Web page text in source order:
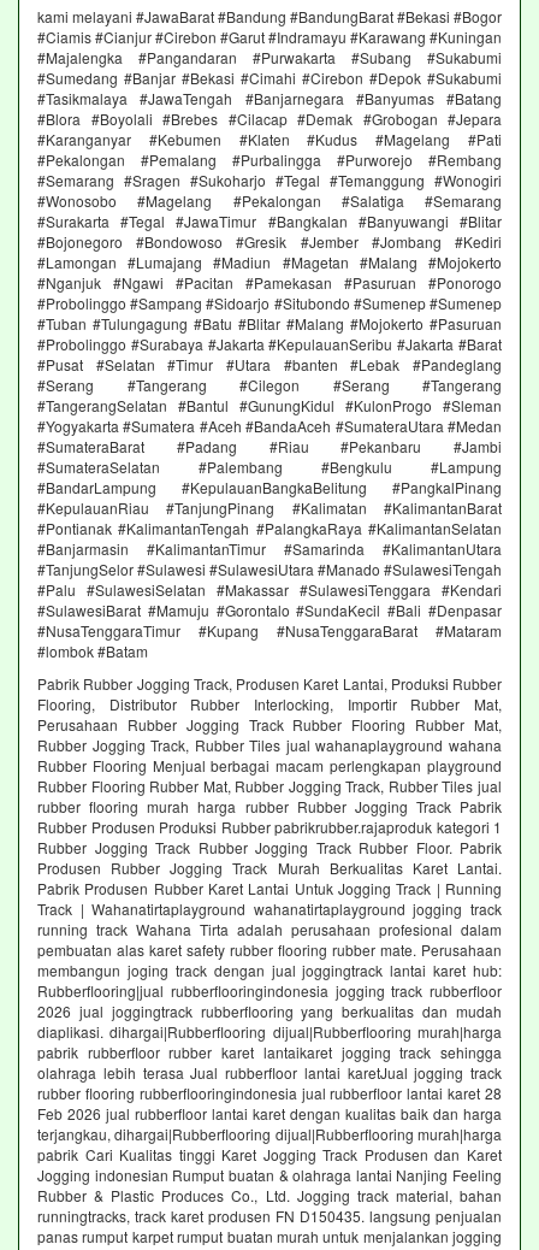
kami melayani #JawaBarat #Bandung #BandungBarat #Bekasi #Bogor
#Ciamis #Cianjur #Cirebon #Garut #Indramayu #Karawang #Kuningan
#Majalengka #Pangandaran #Purwakarta #Subang #Sukabumi
#Sumedang #Banjar #Bekasi #Cimahi #Cirebon #Depok #Sukabumi
#Tasikmalaya #JawaTengah #Banjarnegara #Banyumas #Batang
#Blora #Boyolali #Brebes #Cilacap #Demak #Grobogan #Jepara
#Karanganyar #Kebumen #Klaten #Kudus #Magelang #Pati
#Pekalongan #Pemalang #Purbalingga #Purworejo #Rembang
#Semarang #Sragen #Sukoharjo #Tegal #Temanggung #Wonogiri
#Wonosobo #Magelang #Pekalongan #Salatiga #Semarang
#Surakarta #Tegal #JawaTimur #Bangkalan #Banyuwangi #Blitar
#Bojonegoro #Bondowoso #Gresik #Jember #Jombang #Kediri
#Lamongan #Lumajang #Madiun #Magetan #Malang #Mojokerto
#Nganjuk #Ngawi #Pacitan #Pamekasan #Pasuruan #Ponorogo
#Probolinggo #Sampang #Sidoarjo #Situbondo #Sumenep #Sumenep
#Tuban #Tulungagung #Batu #Blitar #Malang #Mojokerto #Pasuruan
#Probolinggo #Surabaya #Jakarta #KepulauanSeribu #Jakarta #Barat
#Pusat #Selatan #Timur #Utara #banten #Lebak #Pandeglang
#Serang #Tangerang #Cilegon #Serang #Tangerang
#TangerangSelatan #Bantul #GunungKidul #KulonProgo #Sleman
#Yogyakarta #Sumatera #Aceh #BandaAceh #SumateraUtara #Medan
#SumateraBarat #Padang #Riau #Pekanbaru #Jambi
#SumateraSelatan #Palembang #Bengkulu #Lampung
#BandarLampung #KepulauanBangkaBelitung #PangkalPinang
#KepulauanRiau #TanjungPinang #Kalimatan #KalimantanBarat
#Pontianak #KalimantanTengah #PalangkaRaya #KalimantanSelatan
#Banjarmasin #KalimantanTimur #Samarinda #KalimantanUtara
#TanjungSelor #Sulawesi #SulawesiUtara #Manado #SulawesiTengah
#Palu #SulawesiSelatan #Makassar #SulawesiTenggara #Kendari
#SulawesiBarat #Mamuju #Gorontalo #SundaKecil #Bali #Denpasar
#NusaTenggaraTimur #Kupang #NusaTenggaraBarat #Mataram
#lombok #Batam
Pabrik Rubber Jogging Track, Produsen Karet Lantai, Produksi Rubber
Flooring, Distributor Rubber Interlocking, Importir Rubber Mat,
Perusahaan Rubber Jogging Track Rubber Flooring Rubber Mat,
Rubber Jogging Track, Rubber Tiles jual wahanaplayground wahana
Rubber Flooring Menjual berbagai macam perlengkapan playground
Rubber Flooring Rubber Mat, Rubber Jogging Track, Rubber Tiles jual
rubber flooring murah harga rubber Rubber Jogging Track Pabrik
Rubber Produsen Produksi Rubber pabrikrubber.rajaproduk kategori 1
Rubber Jogging Track Rubber Jogging Track Rubber Floor. Pabrik
Produsen Rubber Jogging Track Murah Berkualitas Karet Lantai.
Pabrik Produsen Rubber Karet Lantai Untuk Jogging Track | Running
Track | Wahanatirtaplayground wahanatirtaplayground jogging track
running track Wahana Tirta adalah perusahaan profesional dalam
pembuatan alas karet safety rubber flooring rubber mate. Perusahaan
membangun joging track dengan jual joggingtrack lantai karet hub:
Rubberflooring|jual rubberflooringindonesia jogging track rubberfloor
2026 jual joggingtrack rubberflooring yang berkualitas dan mudah
diaplikasi. dihargai|Rubberflooring dijual|Rubberflooring murah|harga
pabrik rubberfloor rubber karet lantaikaret jogging track sehingga
olahraga lebih terasa Jual rubberfloor lantai karetJual jogging track
rubber flooring rubberflooringindonesia jual rubberfloor lantai karet 28
Feb 2026 jual rubberfloor lantai karet dengan kualitas baik dan harga
terjangkau, dihargai|Rubberflooring dijual|Rubberflooring murah|harga
pabrik Cari Kualitas tinggi Karet Jogging Track Produsen dan Karet
Jogging indonesian Rumput buatan & olahraga lantai Nanjing Feeling
Rubber & Plastic Produces Co., Ltd. Jogging track material, bahan
runningtracks, track karet produsen FN D150435. langsung penjualan
panas rumput karpet rumput buatan murah untuk menjalankan jogging